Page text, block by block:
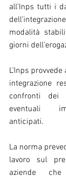
all’Inps tutti i
modalità
giorni
L’Inps
integrazione
confronti dei
eventuali
anticipati.
La norma
lavoro sul
aziende